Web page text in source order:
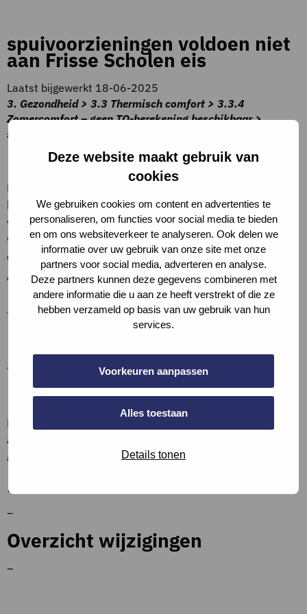
Deze website maakt gebruik van
cookies
We gebruiken cookies om content en advertenties te
personaliseren, om functies voor social media te bieden
en om ons websiteverkeer te analyseren. Ook delen we
informatie over uw gebruik van onze site met onze
partners voor social media, adverteren en analyse.
Deze partners kunnen deze gegevens combineren met
andere informatie die u aan ze heeft verstrekt of die ze
hebben verzameld op basis van uw gebruik van hun
services.
Voorkeuren aanpassen
Alles toestaan
Details tonen
spuivoorzieningen voldoen niet
aan Frisse Scholen eis
Laatst bijgewerkt 18-06-2025
3. Gezondheid > 3.3 Thermisch comfort > 3.3.4
Zomercomfort – geen TO-berekening beschikbaar >
spuivoorzieningen voldoen niet aan Frisse Scholen eis
Beschrijving criteria
De te openen delen in de gevel hebben een capaciteit die
kleiner is dan 6 dm/s per m² en/of voldoen niet aan alle
voorwaarden uit het PvE Frisse Scholen 2021. Zie de
voorwaarden in de helptekst bij de twee andere opties
over te openen delen.
Toelichting op criteria
–
–
Bewijslast
Beschrijf de situatie en lever een (ontwerp) berekening
aan. Voeg de berekening bij de bijlages bij de vraag of een
apart document en verwijs hierna.
Bronnen en referenties
–
Overzicht wijzigingen
–